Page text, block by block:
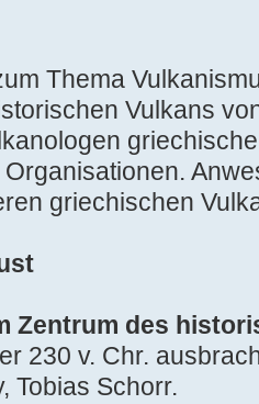
Thema
Vulkans
griechischen
Zentrum des
230 v. Chr.
Tobias Schorr.